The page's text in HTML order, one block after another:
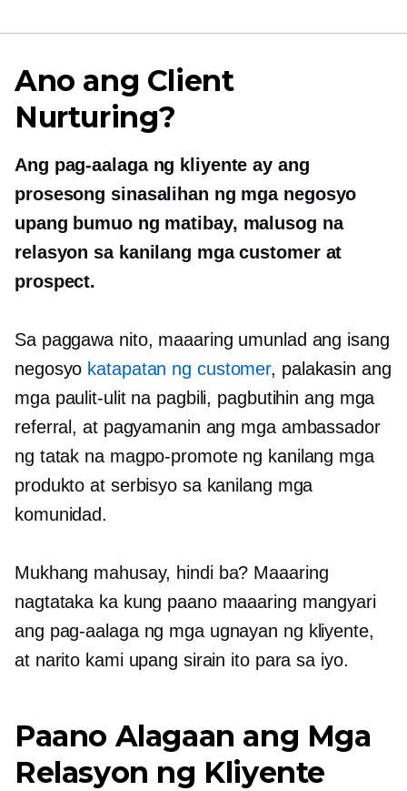
Ano ang Client
Nurturing?
Ang pag-aalaga ng kliyente ay ang
prosesong sinasalihan ng mga negosyo
upang bumuo ng matibay, malusog na
relasyon sa kanilang mga customer at
prospect.
Sa paggawa nito, maaaring umunlad ang isang
negosyo katapatan ng customer, palakasin ang
mga paulit-ulit na pagbili, pagbutihin ang mga
referral, at pagyamanin ang mga ambassador
ng tatak na magpo-promote ng kanilang mga
produkto at serbisyo sa kanilang mga
komunidad.
Mukhang mahusay, hindi ba? Maaaring
nagtataka ka kung paano maaaring mangyari
ang pag-aalaga ng mga ugnayan ng kliyente,
at narito kami upang sirain ito para sa iyo.
Paano Alagaan ang Mga
Relasyon ng Kliyente